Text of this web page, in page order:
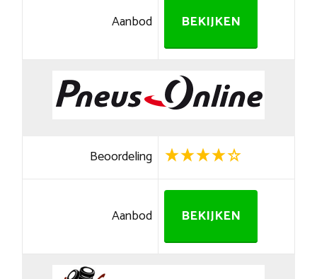
Aanbod BEKIJKEN
Beoordeling
Aanbod BEKIJKEN